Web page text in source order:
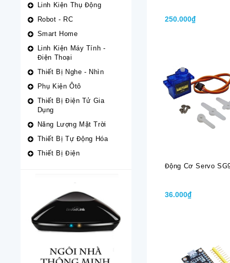
Linh Kiện Thụ Động
Robot - RC
Smart Home
Linh Kiện Máy Tính -
Điện Thoại
Thiết Bị Nghe - Nhìn
Phụ Kiện Ôtô
Thiết Bị Điện Tử Gia
Dụng
Năng Lượng Mặt Trời
Thiết Bị Tự Động Hóa
Thiết Bị Điện
250.000₫
Động Cơ Servo
36.000₫